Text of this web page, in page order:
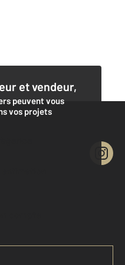
et vendeur,
peuvent vous
vos projets
estimation
compte